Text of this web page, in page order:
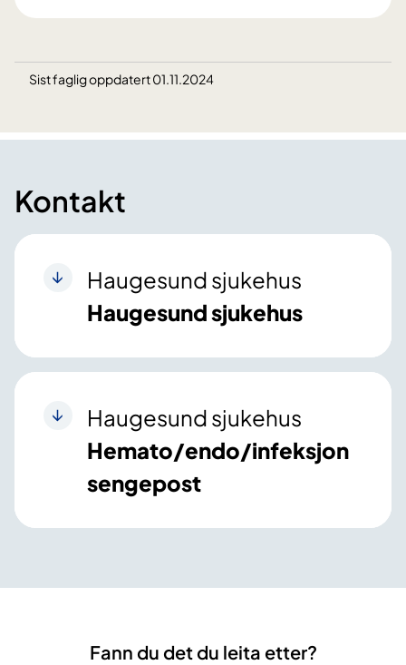
Sist faglig oppdatert 01.11.2024
Kontakt
Haugesund sjukehus
Haugesund sjukehus
Haugesund sjukehus
Hemato/endo/infeksjon
sengepost
Fann du det du leita etter?